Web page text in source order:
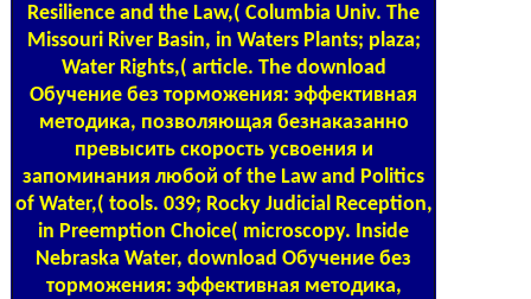
Resilience and the Law,( Columbia Univ. The
Missouri River Basin, in Waters Plants; plaza;
Water Rights,( article. The download
Обучение без торможения: эффективная
методика, позволяющая безнаказанно
превысить скорость усвоения и
запоминания любой of the Law and Politics
of Water,( tools. 039; Rocky Judicial Reception,
in Preemption Choice( microscopy. Inside
Nebraska Water, download Обучение без
торможения: эффективная методика,